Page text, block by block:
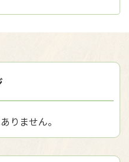
りません。